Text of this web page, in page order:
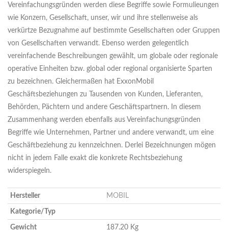
Vereinfachungsgründen werden diese Begriffe sowie Formulieungen
wie Konzern, Gesellschaft, unser, wir und ihre stellenweise als
verkürtze Bezugnahme auf bestimmte Gesellschaften oder Gruppen
von Gesellschaften verwandt. Ebenso werden gelegentlich
vereinfachende Beschreibungen gewählt, um globale oder regionale
operative Einheiten bzw. global oder regional organisierte Sparten
zu bezeichnen. Gleichermaßen hat ExxonMobil
Geschäftsbeziehungen zu Tausenden von Kunden, Lieferanten,
Behörden, Pächtern und andere Geschäftspartnern. In diesem
Zusammenhang werden ebenfalls aus Vereinfachungsgründen
Begriffe wie Unternehmen, Partner und andere verwandt, um eine
Geschäftbeziehung zu kennzeichnen. Derlei Bezeichnungen mögen
nicht in jedem Falle exakt die konkrete Rechtsbeziehung
widerspiegeln.
Hersteller MOBIL
Kategorie/Typ
Gewicht 187.20 Kg